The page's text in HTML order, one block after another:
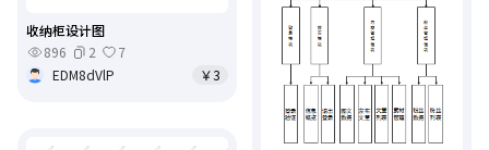
收纳柜设计图
896
2
7
EDM8dVlP
￥3